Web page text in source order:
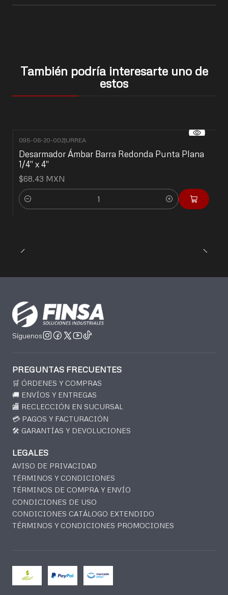
También podría interesarte uno de
estos
095-06-20-002|URREA
Desarmador Ámbar Barra Redonda Punta Plana
1/4" x 4"
$68.43 MXN
Cantidad
Síguenos
PREGUNTAS FRECUENTES
🛒 ÓRDENES Y COMPRAS
🚚 ENVÍOS Y ENTREGAS
🏬 RECLECCIÓN EN SUCURSAL
💳 PAGOS Y FACTURACIÓN
🛠️ GARANTÍAS Y DEVOLUCIONES
LEGALES
AVISO DE PRIVACIDAD
TÉRMINOS Y CONDICIONES
TÉRMINOS DE COMPRA Y ENVÍO
CONDICIONES DE USO
CONDICIONES CATÁLOGO EXTENDIDO
TÉRMINOS Y CONDICIONES PROMOCIONES